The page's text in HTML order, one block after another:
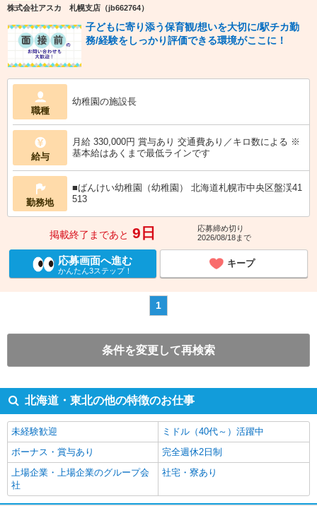
株式会社アスカ 札幌支店（jb662764）
子どもに寄り添う保育観/想いを大切に/駅チカ勤
務/経験をしっかり評価できる環境がここに！
職種
幼稚園の施設長
給与
月給 330,000円 賞与あり 交通費あり／キロ数による ※
基本給はあくまで最低ラインです
勤務地
■ばんけい幼稚園（幼稚園） 北海道札幌市中央区盤渓41
513
掲載終了まであと 9日
応募締め切り
2026/08/18まで
応募画面へ進む
かんたん3ステップ！
キープ
1
条件を変更して再検索
北海道・東北の他の特徴のお仕事
未経験歓迎
ミドル（40代～）活躍中
ボーナス・賞与あり
完全週休2日制
上場企業・上場企業のグループ会
社
社宅・寮あり